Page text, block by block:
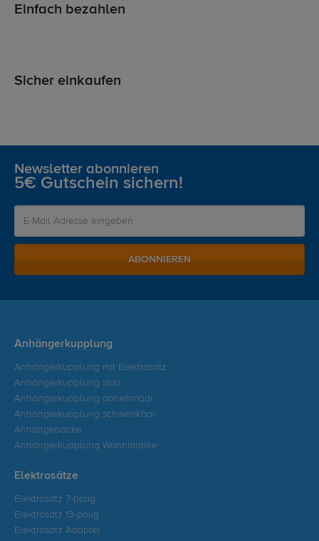
Einfach bezahlen
Sicher einkaufen
Newsletter abonnieren
5€ Gutschein sichern!
ABONNIEREN
Anhängerkupplung
Anhängerkupplung mit Elektrosatz
Anhängerkupplung starr
Anhängerkupplung abnehmbar
Anhängerkupplung schwenkbar
Anhängeböcke
Anhängerkupplung Wohnmobile
Elektrosätze
Elektrosatz 7-polig
Elektrosatz 13-polig
Elektrosatz Adapter